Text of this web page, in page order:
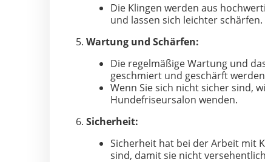
Die Klingen werden aus
und lassen sich leichter schärfen.
Wartung und Schärfen:
Die regelmäßige Wartung und
geschmiert und geschärft
Wenn Sie sich nicht sicher sind,
Hundefriseursalon wenden.
Sicherheit:
Sicherheit hat bei der Arbeit mit
sind, damit sie nicht